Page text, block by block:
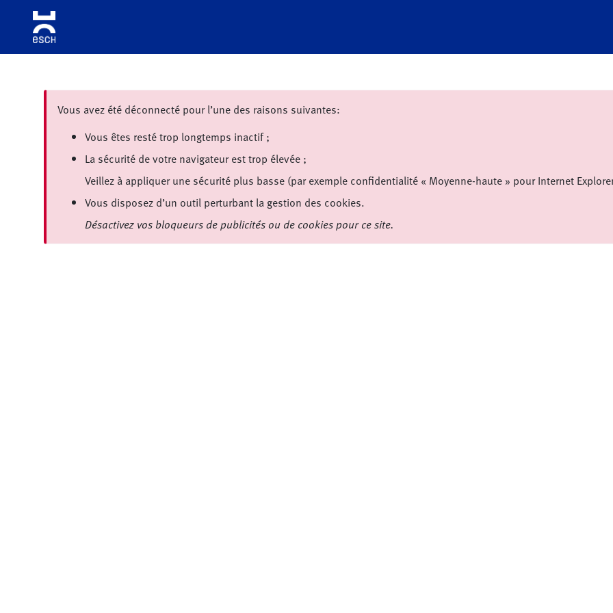
Vous avez été déconnecté pour l’une des raisons suivantes:
Vous êtes resté trop longtemps inactif ;
La sécurité de votre navigateur est trop élevée ;
Veillez à appliquer une sécurité plus basse (par exemple confidentialité « Moyenne-haute » pour Internet
Vous disposez d’un outil perturbant la gestion des cookies.
Désactivez vos bloqueurs de publicités ou de cookies pour ce site.